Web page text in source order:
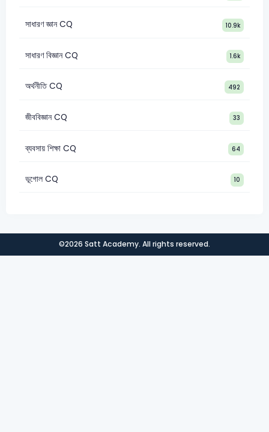
সাধারণ জ্ঞান CQ 10.9k
সাধারণ বিজ্ঞান CQ 1.6k
অর্থনীতি CQ 492
জীববিজ্ঞান CQ 33
ব্যবসায় শিক্ষা CQ 64
ভূগোল CQ 10
©2026 Satt Academy. All rights reserved.